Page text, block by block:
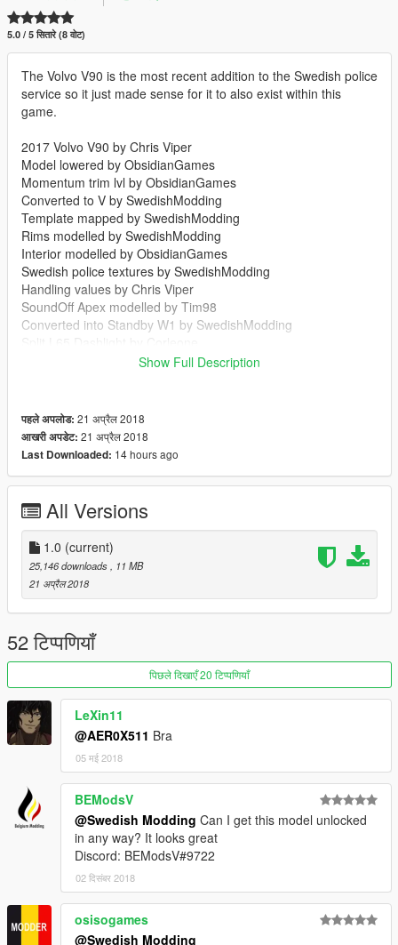
5.0 / 5 सितारे (8 वोट)
The Volvo V90 is the most recent addition to the Swedish police
service so it just made sense for it to also exist within this
game.
2017 Volvo V90 by Chris Viper
Model lowered by ObsidianGames
Momentum trim lvl by ObsidianGames
Converted to V by SwedishModding
Template mapped by SwedishModding
Rims modelled by SwedishModding
Interior modelled by ObsidianGames
Swedish police textures by SwedishModding
Handling values by Chris Viper
SoundOff Apex modelled by Tim98
Converted into Standby W1 by SwedishModding
L52 by Levo Modding
Storage locker by SwedishModding
Cargo divider by Corleone
Polman control panel by SwedishModding
Fullbeam lightbar by SwedishModding
Enjoy :)
Show Full Description
पहले अपलोड: 21 अप्रैल 2018
आखरी अपडेट: 21 अप्रैल 2018
Last Downloaded: 14 hours ago
All Versions
1.0 (current)
25,146 downloads, 11 MB
21 अप्रैल 2018
52 टिप्पणियाँ
पिछले दिखाएँ 20 टिप्पणियाँ
LeXin11
@AER0X511 Bra
05 मई 2018
BEModsV
@Swedish Modding Can I get this model unlocked
in any way? It looks great
Discord: BEModsV#9722
02 दिसंबर 2018
osisogames
@Swedish Modding